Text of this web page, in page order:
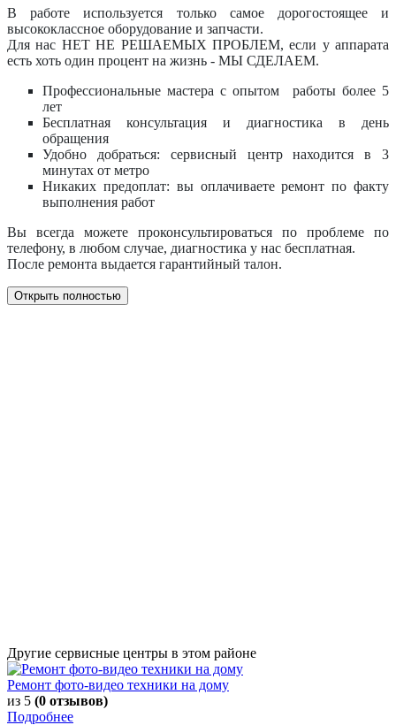
В работе используется только самое дорогостоящее и
высококлассное оборудование и запчасти.
Для нас НЕТ НЕ РЕШАЕМЫХ ПРОБЛЕМ, если у аппарата
есть хоть один процент на жизнь - МЫ СДЕЛАЕМ.
Профессиональные мастера с опытом работы более 5
лет
Бесплатная консультация и диагностика в день
обращения
Удобно добраться: сервисный центр находится в 3
минутах от метро
Никаких предоплат: вы оплачиваете ремонт по факту
выполнения работ
Вы всегда можете проконсультироваться по проблеме по
телефону, в любом случае, диагностика у нас бесплатная.
После ремонта выдается гарантийный талон.
Открыть полностью
Другие сервисные центры в этом районе
Ремонт фото-видео техники на дому
из 5 (0 отзывов)
Подробнее